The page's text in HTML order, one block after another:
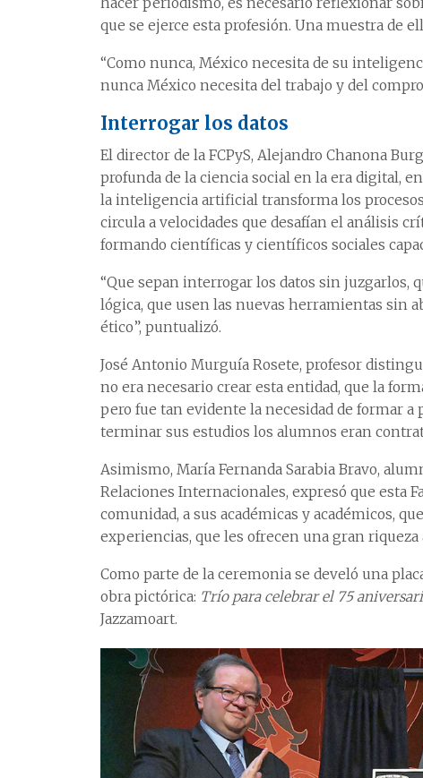
que se ejerce esta profesión. Una muestra de
“Como nunca, México necesita de su
nunca México necesita del trabajo y del
Interrogar los datos
El director de la FCPyS, Alejandro Chanona
profunda de la ciencia social en la era digital,
la inteligencia artificial transforma los
circula a velocidades que desafían el análisis
formando científicas y científicos sociales
“Que sepan interrogar los datos sin juzgarlos,
lógica, que usen las nuevas herramientas sin
ético”, puntualizó.
José Antonio Murguía Rosete, profesor
no era necesario crear esta entidad, que la
pero fue tan evidente la necesidad de formar a
terminar sus estudios los alumnos eran
Asimismo, María Fernanda Sarabia Bravo,
Relaciones Internacionales, expresó que esta
comunidad, a sus académicas y académicos,
experiencias, que les ofrecen una gran riqueza
Como parte de la ceremonia se develó una
obra pictórica: Trío para celebrar el 75
Jazzamoart.